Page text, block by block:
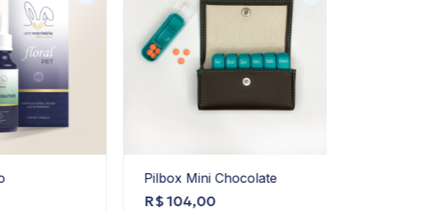
Pilbox Mini Chocolate
R$104,00